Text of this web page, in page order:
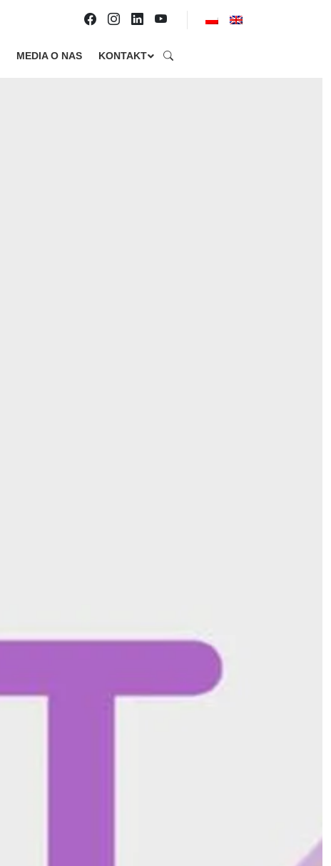
MEDIA O NAS KONTAKT